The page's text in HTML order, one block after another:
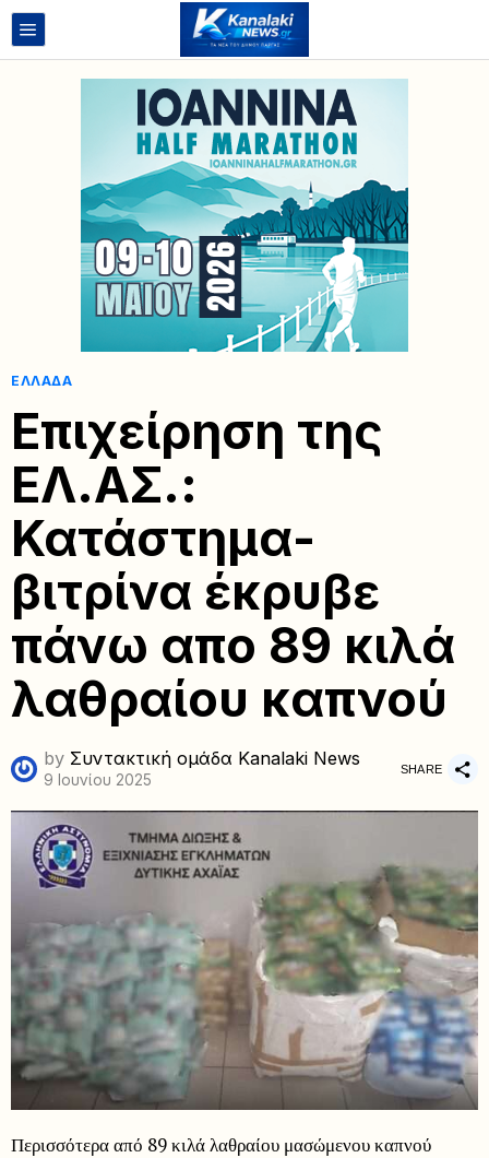
ΕΛΛΆΔΑ
Επιχείρηση της
ΕΛ.ΑΣ.:
Κατάστημα-
βιτρίνα έκρυβε
πάνω απο 89 κιλά
λαθραίου καπνού
by Συντακτική ομάδα Kanalaki News
9 Ιουνίου 2025
SHARE
Περισσότερα από 89 κιλά λαθραίου μασώμενου καπνού